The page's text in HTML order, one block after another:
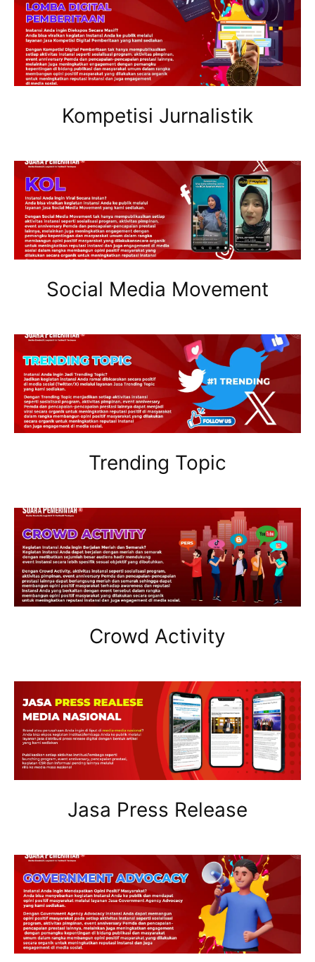
Kompetisi Jurnalistik
Social Media Movement
Trending Topic
Crowd Activity
Jasa Press Release